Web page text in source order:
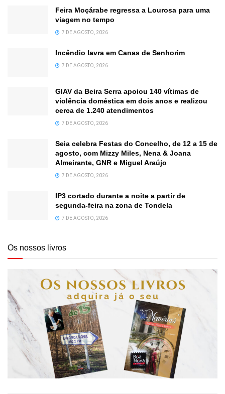
Feira Moçárabe regressa a Lourosa para uma
viagem no tempo
7 DE AGOSTO, 2026
Incêndio lavra em Canas de Senhorim
7 DE AGOSTO, 2026
GIAV da Beira Serra apoiou 140 vítimas de
violência doméstica em dois anos e realizou
cerca de 1.240 atendimentos
7 DE AGOSTO, 2026
Seia celebra Festas do Concelho, de 12 a 15 de
agosto, com Mizzy Miles, Nena & Joana
Almeirante, GNR e Miguel Araújo
7 DE AGOSTO, 2026
IP3 cortado durante a noite a partir de
segunda-feira na zona de Tondela
7 DE AGOSTO, 2026
Os nossos livros